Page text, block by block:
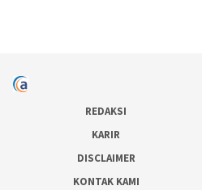
REDAKSI
KARIR
DISCLAIMER
KONTAK KAMI